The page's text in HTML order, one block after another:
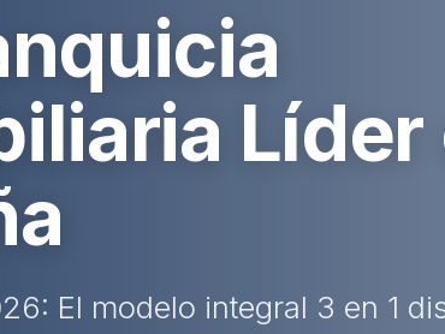
Líder
El modelo integral 3 en 1